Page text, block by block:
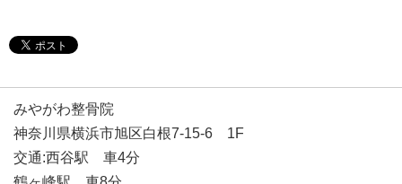
みやがわ整骨院
神奈川県横浜市旭区白根7-15-6 1F
交通:西谷駅 車4分